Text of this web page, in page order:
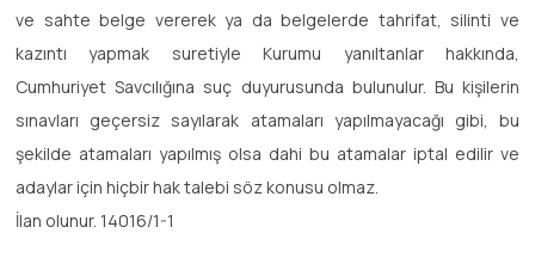
ve sahte belge vererek ya da belgelerde tahrifat, silinti ve
kazıntı yapmak suretiyle Kurumu yanıltanlar hakkında,
Cumhuriyet Savcılığına suç duyurusunda bulunulur. Bu kişilerin
sınavları geçersiz sayılarak atamaları yapılmayacağı gibi, bu
şekilde atamaları yapılmış olsa dahi bu atamalar iptal edilir ve
adaylar için hiçbir hak talebi söz konusu olmaz.
İlan olunur. 14016/1-1